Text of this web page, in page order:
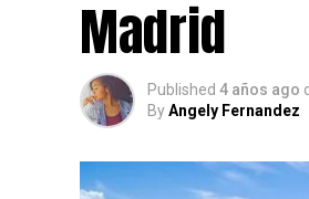
Madrid
Published 4 años ago
ByAngely Fernandez